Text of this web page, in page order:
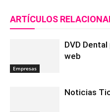
ARTÍCULOS
Empresas
DVD
web
Noticias